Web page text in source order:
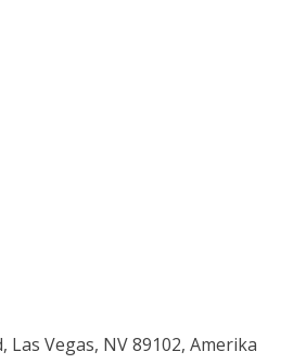
Las Vegas, NV 89102, Amerika